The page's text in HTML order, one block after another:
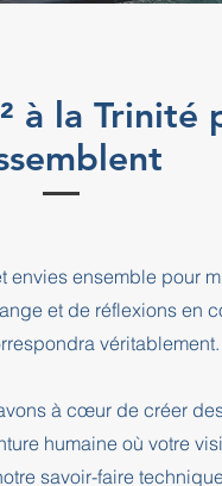
à la
ensemble pour
et de réflexions en
véritablement.
à cœur de créer
humaine où votre
savoir-faire